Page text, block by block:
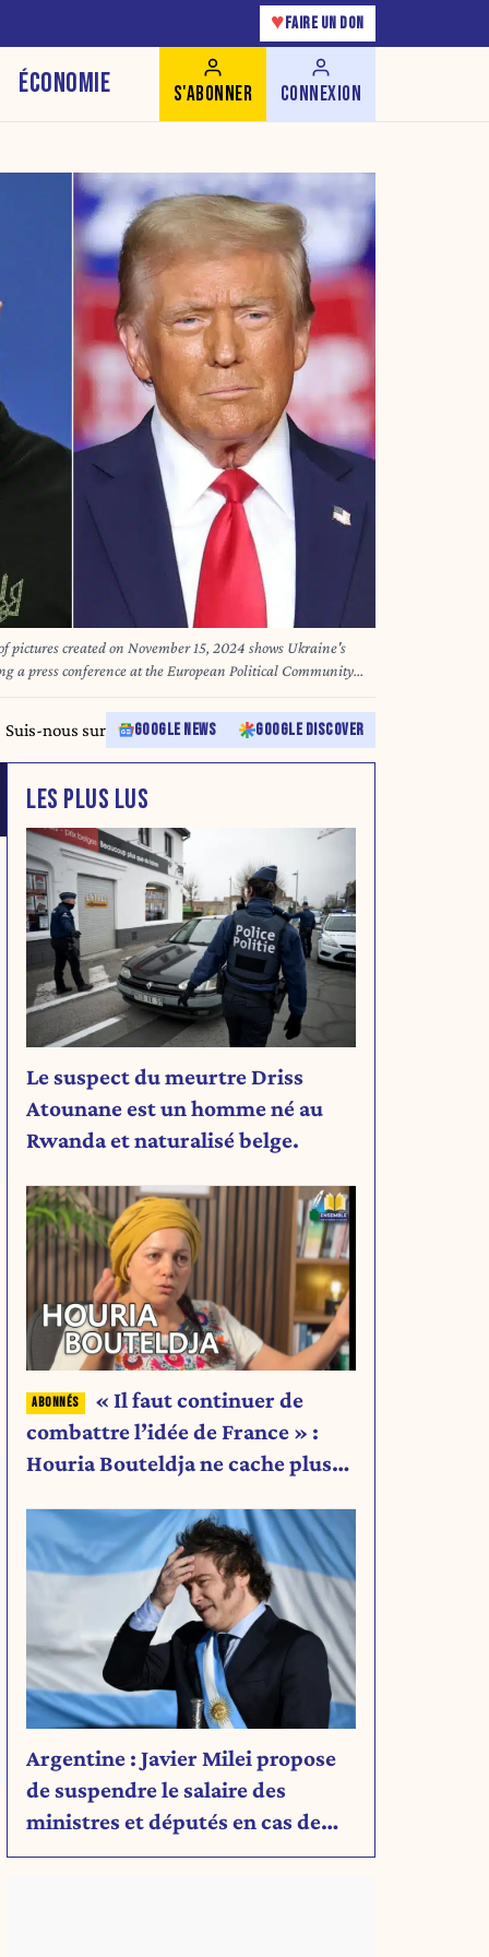
♥ FAIRE UN DON
ÉCONOMIE S'ABONNER CONNEXION
created on November 15, 2024 shows Ukraine's
a press conference at the European Political Community
7, 2024 and former US President and Republican
on during a campaign rally at PPG Paints Arena in
4, 2024.. Donald Trump has not yet returned to the White
the front of international stage as he once again shatters
president elected to a non-consecutive term, Trump is
Even his knack for unpredictable behavior is predictable.
TRIBALLEAU / AFP)
Suis-nous sur GOOGLE NEWS GOOGLE DISCOVER
LES PLUS LUS
Le suspect du meurtre Driss
Atounane est un homme né au
Rwanda et naturalisé belge.
« Il faut continuer de
combattre l’idée de France » :
Houria Bouteldja ne cache plus
Argentine : Javier Milei propose
de suspendre le salaire des
ministres et députés en cas de
déficit budgétaire